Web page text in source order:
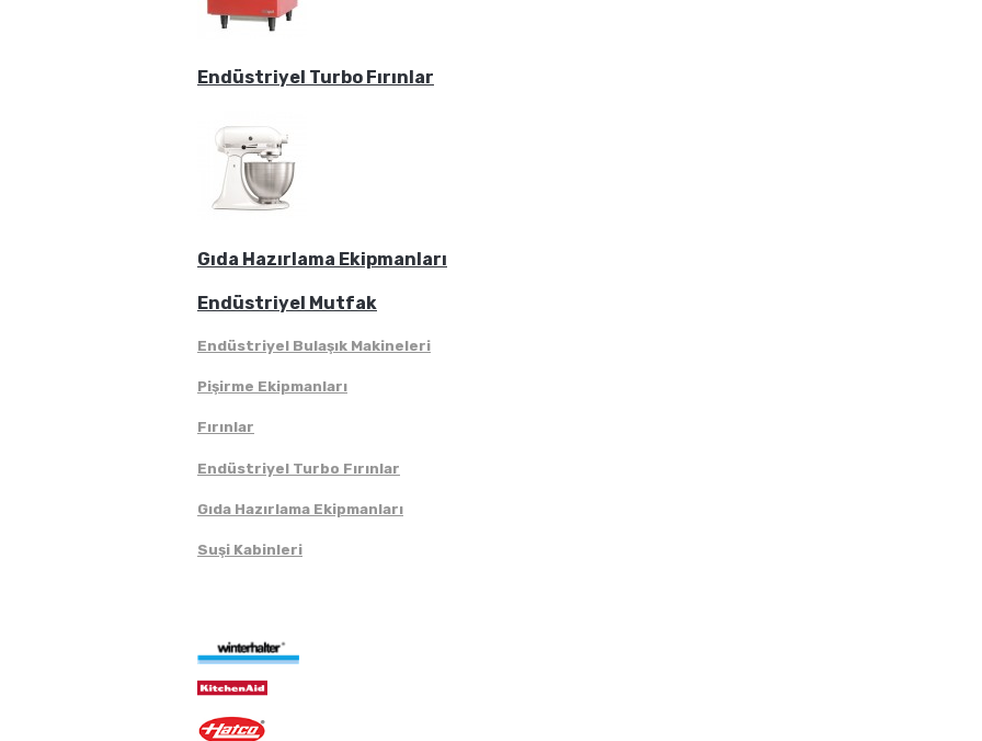
Endüstriyel Turbo Fırınlar
Gıda Hazırlama Ekipmanları
Endüstriyel Mutfak
Endüstriyel Bulaşık Makineleri
Pişirme Ekipmanları
Fırınlar
Endüstriyel Turbo Fırınlar
Gıda Hazırlama Ekipmanları
Suşi Kabinleri